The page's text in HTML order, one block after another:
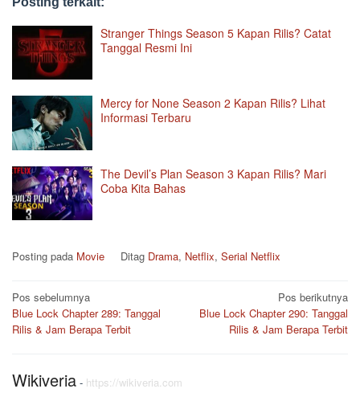
Stranger Things Season 5 Kapan Rilis? Catat
Tanggal Resmi Ini
Mercy for None Season 2 Kapan Rilis? Lihat
Informasi Terbaru
The Devil’s Plan Season 3 Kapan Rilis? Mari
Coba Kita Bahas
Posting pada Movie Ditag Drama, Netflix, Serial Netflix
Navigasi
pos
Pos sebelumnya
Blue Lock Chapter 289: Tanggal
Rilis & Jam Berapa Terbit
Pos berikutnya
Blue Lock Chapter 290: Tanggal
Rilis & Jam Berapa Terbit
Wikiveria - https://wikiveria.com